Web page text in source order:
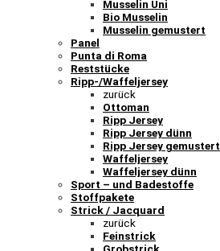
Musselin Uni
Bio Musselin
Musselin gemustert
Panel
Punta di Roma
Reststücke
Ripp-/Waffeljersey
zurück
Ottoman
Ripp Jersey
Ripp Jersey dünn
Ripp Jersey gemustert
Waffeljersey
Waffeljersey dünn
Sport – und Badestoffe
Stoffpakete
Strick / Jacquard
zurück
Feinstrick